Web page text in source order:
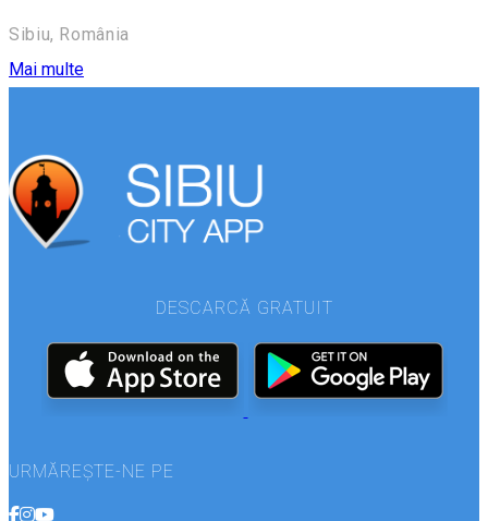
Sibiu, România
Mai multe
DESCARCĂ GRATUIT
URMĂREȘTE-NE PE